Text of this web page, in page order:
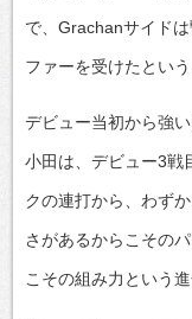
で、Grachanサイド
ファーを受けたという
デビュー当初から強
小田は、デビュー3戦
クの連打から、わず
さがあるからこその
こその組み力という